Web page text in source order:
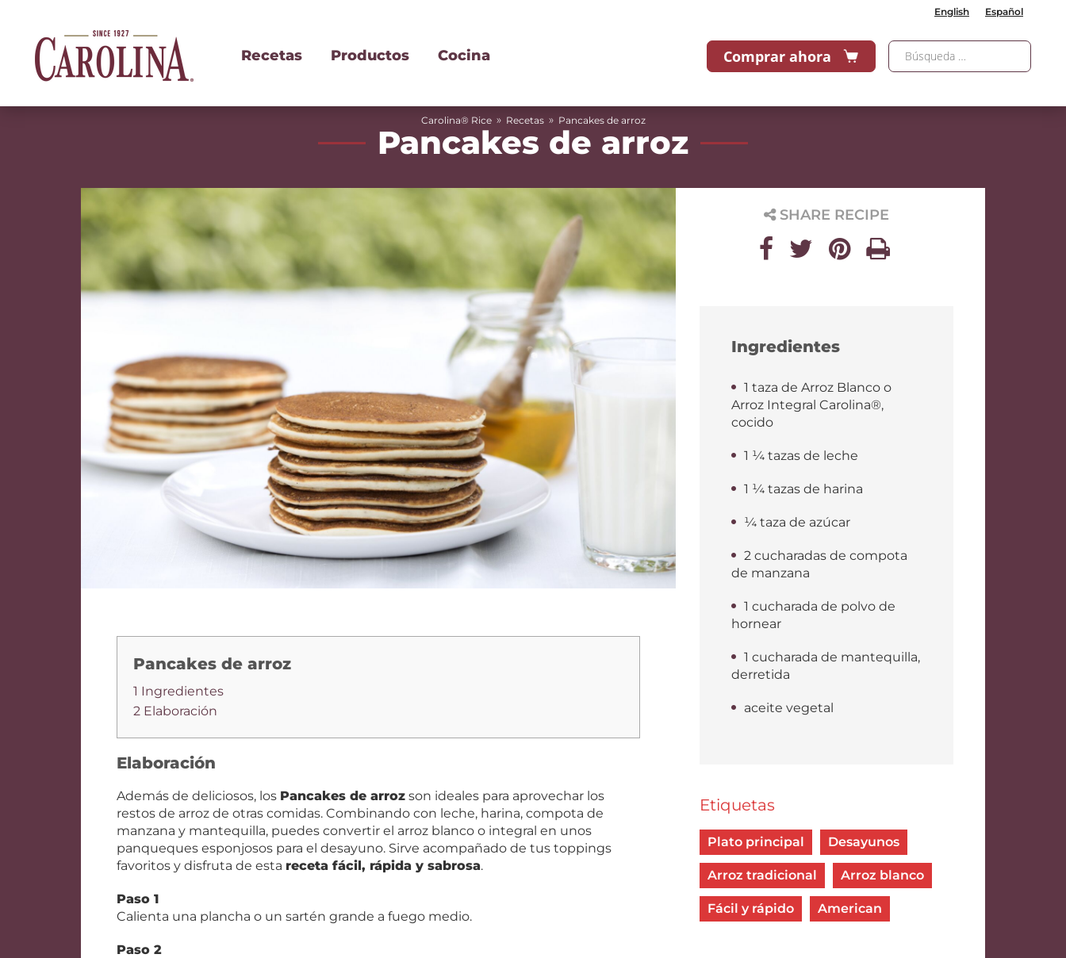
English Español
Recetas Productos Cocina Comprar ahora
Carolina® Rice » Recetas » Pancakes de arroz
Pancakes de arroz
SHARE RECIPE
Ingredientes
1 taza de Arroz Blanco o
Arroz Integral Carolina®,
cocido
1 ¼ tazas de leche
1 ¼ tazas de harina
¼ taza de azúcar
2 cucharadas de compota
de manzana
1 cucharada de polvo de
hornear
1 cucharada de mantequilla,
derretida
aceite vegetal
Etiquetas
Plato principal Desayunos
Arroz tradicional Arroz blanco
Fácil y rápido American
Pancakes de arroz
1 Ingredientes
2 Elaboración
Elaboración
Además de deliciosos, los Pancakes de arroz son ideales para aprovechar los
restos de arroz de otras comidas. Combinando con leche, harina, compota de
manzana y mantequilla, puedes convertir el arroz blanco o integral en unos
panqueques esponjosos para el desayuno. Sirve acompañado de tus toppings
favoritos y disfruta de esta receta fácil, rápida y sabrosa.
Paso 1
Calienta una plancha o un sartén grande a fuego medio.
Paso 2